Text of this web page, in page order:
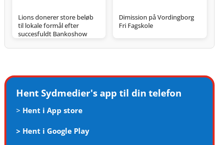
Lions donerer store beløb
til lokale formål efter
succesfuldt Bankoshow
Dimission på Vordingborg
Fri Fagskole
Hent Sydmedier's app til din telefon
> Hent i App store
> Hent i Google Play